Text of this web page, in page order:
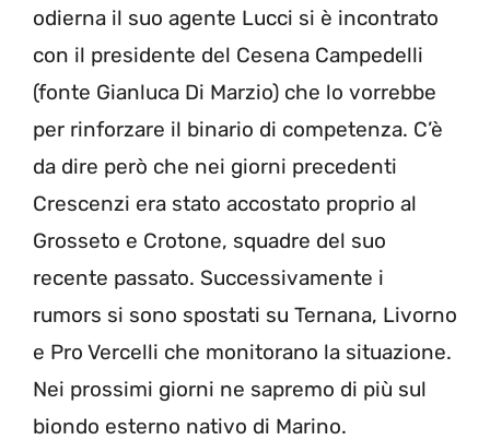
odierna il suo agente Lucci si è incontrato
con il presidente del Cesena Campedelli
(fonte Gianluca Di Marzio) che lo vorrebbe
per rinforzare il binario di competenza. C’è
da dire però che nei giorni precedenti
Crescenzi era stato accostato proprio al
Grosseto e Crotone, squadre del suo
recente passato. Successivamente i
rumors si sono spostati su Ternana, Livorno
e Pro Vercelli che monitorano la situazione.
Nei prossimi giorni ne sapremo di più sul
biondo esterno nativo di Marino.